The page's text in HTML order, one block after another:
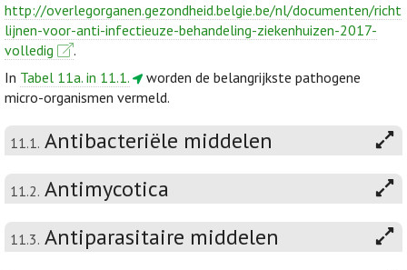
http://overlegorganen.gezondheid.belgie.be/nl/documenten/richt
lijnen-voor-anti-infectieuze-behandeling-ziekenhuizen-2017-
volledig
.
In Tabel 11a. in 11.1.
worden de belangrijkste pathogene
micro-organismen vermeld.
11.1. Antibacteriële middelen
11.2. Antimycotica
11.3. Antiparasitaire middelen